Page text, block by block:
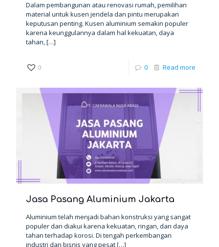
Dalam pembangunan atau renovasi rumah, pemilihan
material untuk kusen jendela dan pintu merupakan
keputusan penting. Kusen aluminium semakin populer
karena keunggulannya dalam hal kekuatan, daya
tahan,[…]
0 0 Read more
Jasa Pasang Aluminium Jakarta
Aluminium telah menjadi bahan konstruksi yang sangat
populer dan diakui karena kekuatan, ringan, dan daya
tahan terhadap korosi. Di tengah perkembangan
industri dan bisnis yang pesat[…]